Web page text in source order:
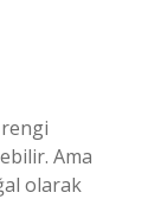
Ama
olarak